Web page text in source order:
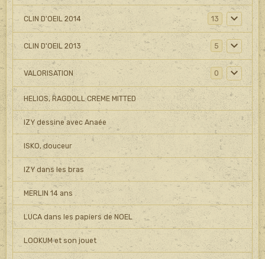
CLIN D'OEIL 2014 13
CLIN D'OEIL 2013 5
VALORISATION 0
HELIOS, RAGDOLL CREME MITTED
IZY dessine avec Anaée
ISKO, douceur
IZY dans les bras
MERLIN 14 ans
LUCA dans les papiers de NOEL
LOOKUM et son jouet